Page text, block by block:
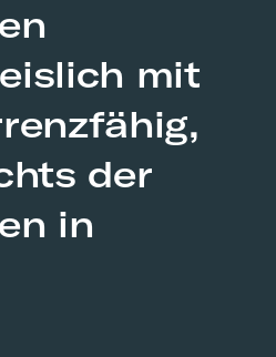
mit
der
in